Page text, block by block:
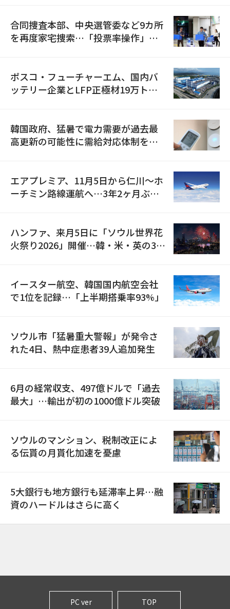
合同捜査本部、中央選管委など9カ所
を再度家宅捜索…「投票率操作」の
ポスコ・フューチャーエム、国内バ
ッテリー企業とLFP正極材19万トン
韓国政府、猛暑で電力需要が過去最
高更新の可能性に需給対応体制を点
エアプレミア、11月5日から仁川〜ホ
ーチミン路線運航へ…3年2ヶ月ぶり
ハンファ、来月5日に「ソウル世界花
火祭り2026」開催…韓・米・英の3カ
イースター航空、韓国国内航空会社
で1位を記録…「上半期搭乗率93%」
ソウル市「猛暑重大警報」が発令さ
れた4日、熱中症患者39人追加発生
6月の経常収支、497億ドルで「過去
最大」…輸出が初の1000億ドル突破
ソウルのマンション、税制改正によ
る伝貰の月貰化加速を憂慮
5大銀行も地方銀行も延滞率上昇…融
資のハードルはさらに高く
PC ver TOP